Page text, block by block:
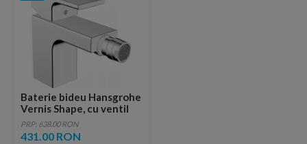
Baterie bideu Hansgrohe
Vernis Shape, cu ventil
pop-up, crom
PRP: 638.00 RON
431.00 RON